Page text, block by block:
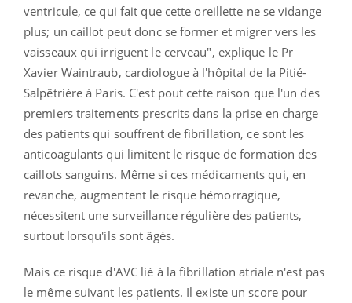
ventricule, ce qui fait que cette oreillette ne se vidange
plus; un caillot peut donc se former et migrer vers les
vaisseaux qui irriguent le cerveau", explique le Pr
Xavier Waintraub, cardiologue à l'hôpital de la Pitié-
Salpêtrière à Paris. C'est pout cette raison que l'un des
premiers traitements prescrits dans la prise en charge
des patients qui souffrent de fibrillation, ce sont les
anticoagulants qui limitent le risque de formation des
caillots sanguins. Même si ces médicaments qui, en
revanche, augmentent le risque hémorragique,
nécessitent une surveillance régulière des patients,
surtout lorsqu'ils sont âgés.
Mais ce risque d'AVC lié à la fibrillation atriale n'est pas
le même suivant les patients. Il existe un score pour